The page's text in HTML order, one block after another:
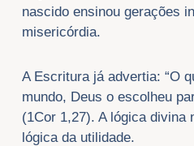
nascido ensinou gerações
misericórdia.
A Escritura já advertia: “O
mundo, Deus o escolheu
(1Cor 1,27). A lógica divina
lógica da utilidade.